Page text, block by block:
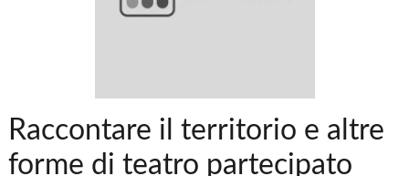
Raccontare il territorio e altre
forme di teatro partecipato